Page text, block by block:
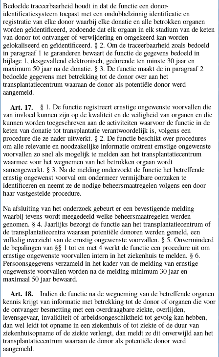
Bedoelde traceerbaarheid houdt in dat de functie een donor-
identificatiesysteem toepast met een ondubbelzinnig identificatie en
registratie van elke donor waarbij elke donatie en alle betrokken organen
worden geïdentificeerd, zodoende dat elk orgaan in elk stadium van de keten
van donor tot ontvanger of verwijdering en omgekeerd kan worden
gelokaliseerd en geïdentificeerd. § 2. Om de traceerbaarheid zoals bedoeld
in paragraaf 1 te garanderen bewaart de functie de gegevens bedoeld in
bijlage 1, desgevallend elektronisch, gedurende ten minste 30 jaar en
maximum 50 jaar na de donatie. § 3. De functie maakt de in paragraaf 2
bedoelde gegevens met betrekking tot de donor over aan het
transplantatiecentrum waaraan de donor als potentiële donor werd
aangemeld.
Art. 17.
§ 1. De functie registreert ernstige ongewenste voorvallen die
van invloed kunnen zijn op de kwaliteit en de veiligheid van organen en die
kunnen worden toegeschreven aan de activiteiten waarvoor de functie in de
keten van donatie tot transplantatie verantwoordelijk is, volgens een
procedure die ze nader uitwerkt. § 2. De functie beschikt over procedures
om alle relevante en noodzakelijke informatie omtrent ernstige ongewenste
voorvallen zo snel als mogelijk te melden aan het transplantatiecentrum
waarmee voor het wegnemen van het betrokken orgaan wordt
samengewerkt. § 3. Na de melding onderzoekt de functie het betreffende
ernstig ongewenst voorval om ondermeer vermijdbare oorzaken te
identificeren en neemt ze de nodige beheersmaatregelen volgens een door
haar vastgestelde procedure.
Na afsluiting van het onderzoek gebeurt er een bevestigende melding
waarbij tevens wordt meegedeeld welke beheersmaatregelen werden
genomen. § 4. Jaarlijks bezorgt de functie aan het transplantatiecentrum of
de transplantatiecentra waaraan potentiële donoren werden gemeld, een
volledig overzicht van de ernstig ongewenste voorvallen. § 5. Onverminderd
de bepalingen van §§ 1 tot en met 4 werkt de functie een procedure uit om
ernstige ongewenste voorvallen intern in het ziekenhuis te melden. § 6.
Persoonsgegevens verzameld in het kader van de melding van ernstige
ongewenste voorvallen worden na de melding minimum 30 jaar en
maximaal 50 jaar bewaard.
Art. 18.
Indien de functie na de wegneming van de betreffende organen
kennis krijgt van informatie met betrekking tot de donor of organen die voor
de ontvanger besmetting met een overdraagbare ziekte, overlijden,
levensgevaar, invaliditeit of arbeidsongeschiktheid tot gevolg kan hebben,
dan wel leidt tot opname in een ziekenhuis of tot ziekte of de duur van
ziekenhuisopname of de ziekte verlengt, dan meldt ze dit onverwijld aan het
transplantatiecentrum waaraan de donor als potentiële donor werd
aangemeld.